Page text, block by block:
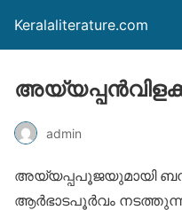
Keralaliterature.com
admin
അയ്യപ്പപൂജയുമായി
ആര്‍ഭാടപൂര്‍വം